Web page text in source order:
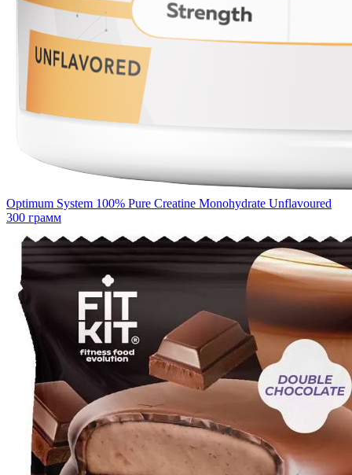
Optimum System 100% Pure Creatine Monohydrate Unflavoured
300 грамм